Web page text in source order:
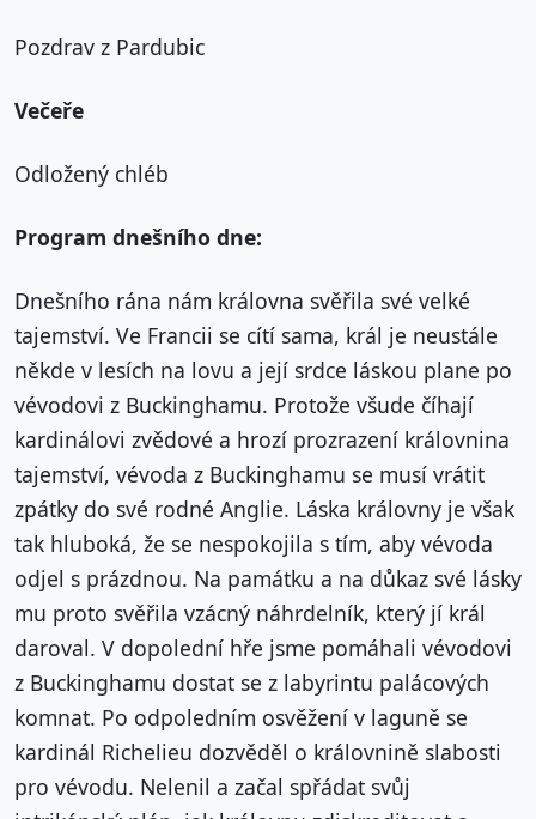
Pozdrav z Pardubic
Večeře
Odložený chléb
Program dnešního dne:
Dnešního rána nám královna svěřila své velké
tajemství. Ve Francii se cítí sama, král je neustále
někde v lesích na lovu a její srdce láskou plane po
vévodovi z Buckinghamu. Protože všude číhají
kardinálovi zvědové a hrozí prozrazení královnina
tajemství, vévoda z Buckinghamu se musí vrátit
zpátky do své rodné Anglie. Láska královny je však
tak hluboká, že se nespokojila s tím, aby vévoda
odjel s prázdnou. Na památku a na důkaz své lásky
mu proto svěřila vzácný náhrdelník, který jí král
daroval. V dopolední hře jsme pomáhali vévodovi
z Buckinghamu dostat se z labyrintu palácových
komnat. Po odpoledním osvěžení v laguně se
kardinál Richelieu dozvěděl o královnině slabosti
pro vévodu. Nelenil a začal spřádat svůj